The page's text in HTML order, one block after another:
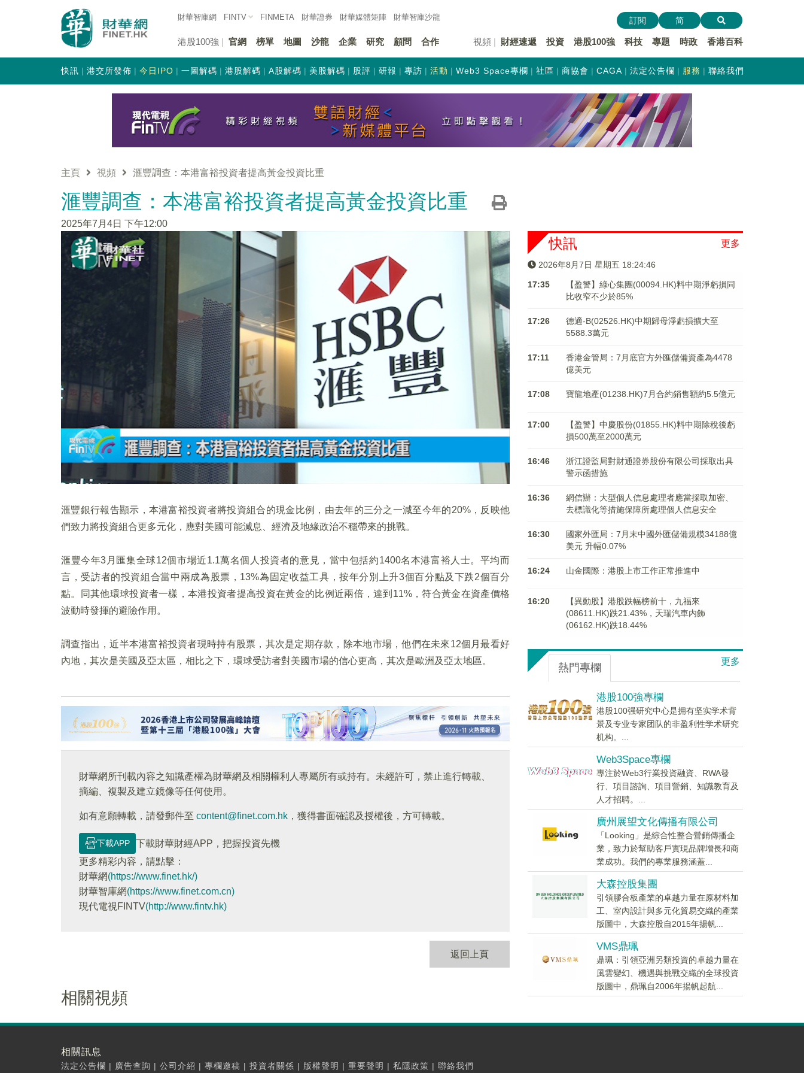
財華智庫網 FINTV FINMETA 財華證券 財華媒體矩陣 財華智庫沙龍
港股100強 官網 榜單 地圖 沙龍 企業 研究 顧問 合作 視頻 財經速遞 投資 港股100強 科技 專題 時政 香港百科
訂閱 简
快訊 港交所發佈 今日IPO 一圖解碼 港股解碼 A股解碼 美股解碼 股評 研報 專訪 活動 Web3 Space專欄 社區 商協會 CAGA 法定公告欄 服務 聯絡我們
主頁 視頻 滙豐調查：本港富裕投資者提高黃金投資比重
滙豐調查：本港富裕投資者提高黃金投資比重
2025年7月4日 下午12:00
滙豐銀行報告顯示，本港富裕投資者將投資組合的現金比例，由去年的三分之一減至今年的20%，反映他
們致力將投資組合更多元化，應對美國可能減息、經濟及地緣政治不穩帶來的挑戰。
滙豐今年3月匯集全球12個市場近1.1萬名個人投資者的意見，當中包括約1400名本港富裕人士。平均而
言，受訪者的投資組合當中兩成為股票，13%為固定收益工具，按年分別上升3個百分點及下跌2個百分
點。同其他環球投資者一樣，本港投資者提高投資在黃金的比例近兩倍，達到11%，符合黃金在資產價格
波動時發揮的避險作用。
調查指出，近半本港富裕投資者現時持有股票，其次是定期存款，除本地市場，他們在未來12個月最看好
內地，其次是美國及亞太區，相比之下，環球受訪者對美國市場的信心更高，其次是歐洲及亞太地區。
財華網所刊載內容之知識產權為財華網及相關權利人專屬所有或持有。未經許可，禁止進行轉載、
摘編、複製及建立鏡像等任何使用。
如有意願轉載，請發郵件至 content@finet.com.hk ，獲得書面確認及授權後，方可轉載。
下載APP
下載財華財經APP，把握投資先機
更多精彩内容，請點擊：
財華網(https://www.finet.hk/)
財華智庫網(https://www.finet.com.cn)
現代電視FINTV(http://www.fintv.hk)
返回上頁
相關視頻
更多
快訊
2026年8月7日 星期五 18:24:47
17:35
【盈警】綠心集團(00094.HK)料中期淨虧損同
比收窄不少於85%
17:26
德適-B(02526.HK)中期歸母淨虧損擴大至
5588.3萬元
17:11
香港金管局：7月底官方外匯儲備資產為4478
億美元
17:08 寶龍地產(01238.HK)7月合約銷售額約5.5億元
17:00
【盈警】中慶股份(01855.HK)料中期除稅後虧
損500萬至2000萬元
16:46
浙江證監局對財通證券股份有限公司採取出具
警示函措施
16:36
網信辦：大型個人信息處理者應當採取加密、
去標識化等措施保障所處理個人信息安全
16:30
國家外匯局：7月末中國外匯儲備規模34188億
美元 升幅0.07%
16:24 山金國際：港股上市工作正常推進中
16:20
【異動股】港股跌幅榜前十，九福來
(08611.HK)跌21.43%，天瑞汽車内飾
(06162.HK)跌18.44%
更多
熱門專欄
港股100強專欄
港股100强研究中心是拥有坚实学术背
景及专业专家团队的非盈利性学术研究
机构。...
Web3Space專欄
專注於Web3行業投資融資、RWA發
行、項目諮詢、項目營銷、知識教育及
人才招聘。...
廣州展望文化傳播有限公司
「Looking」是綜合性整合營銷傳播企
業，致力於幫助客戶實現品牌增長和商
業成功。我們的專業服務涵蓋...
大森控股集團
引領膠合板產業的卓越力量在原材料加
工、室內設計與多元化貿易交織的產業
版圖中，大森控股自2015年揚帆...
VMS鼎珮
鼎珮：引領亞洲另類投資的卓越力量在
風雲變幻、機遇與挑戰交織的全球投資
版圖中，鼎珮自2006年揚帆起航...
相關訊息
法定公告欄 | 廣告查詢 | 公司介紹 | 專欄邀稿 | 投資者關係 | 版權聲明 | 重要聲明 | 私隱政策 | 聯絡我們